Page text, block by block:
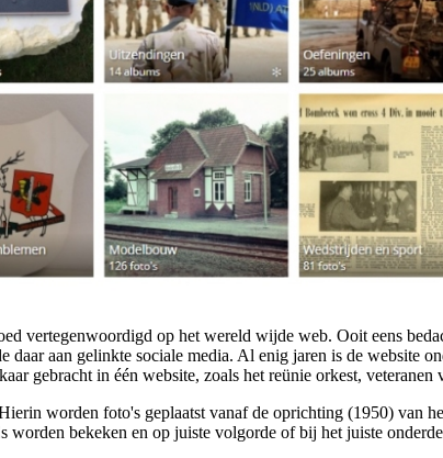
vertegenwoordigd op het wereld wijde web. Ooit eens
daar aan gelinkte sociale media. Al enig jaren is de website
gebracht in één website, zoals het reünie orkest,
worden foto's geplaatst vanaf de oprichting (1950) van
bekeken en op juiste volgorde of bij het juiste